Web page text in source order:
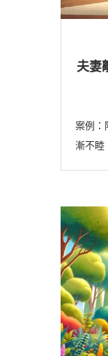
夫妻
案例：
漸不睦